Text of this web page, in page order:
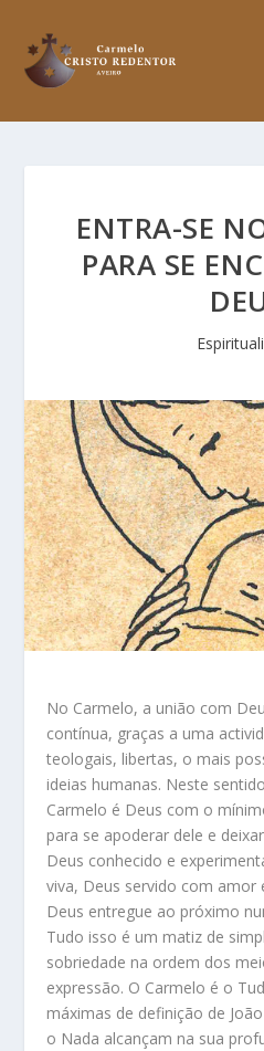
ENTRA-SE
PARA SE
No Carmelo, a união com
contínua, graças a uma
teologais, libertas, o mais
ideias humanas. Neste
Carmelo é Deus com o
para se apoderar dele e
Deus conhecido e
viva, Deus servido com
Deus entregue ao próximo
Tudo isso é um matiz de
sobriedade na ordem dos
expressão. O Carmelo é o
máximas de definição de
o Nada alcançam na sua